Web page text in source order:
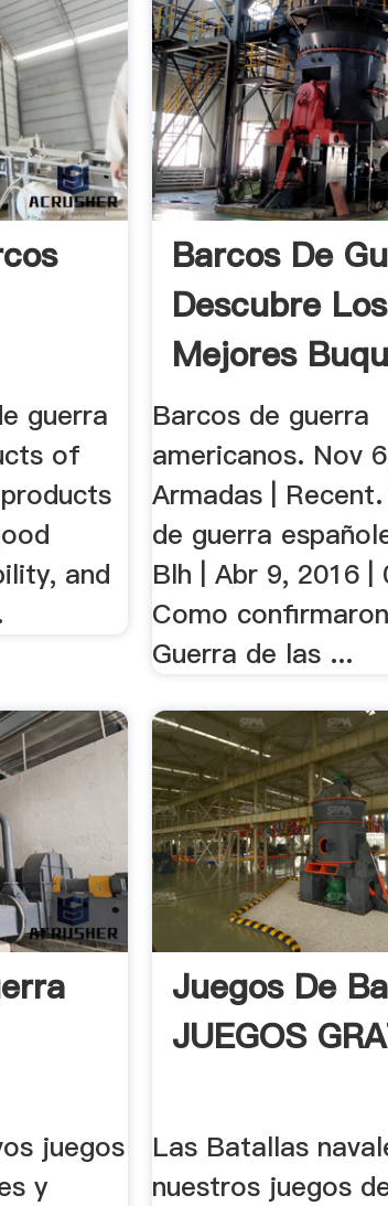
guerra
of
and
Barcos De
Descubre Los
Mejores
Barcos de guerra
americanos. Nov
Armadas |
de guerra
Blh | Abr 9, 2016 |
Como
Guerra de las ...
juegos
y
Juegos De
JUEGOS
Las Batallas
nuestros juegos